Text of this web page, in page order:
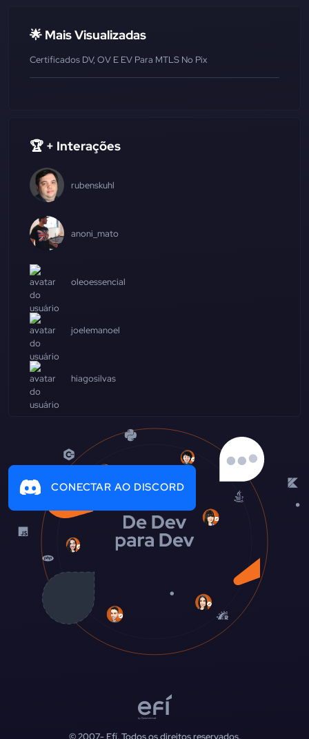
🌟 Mais Visualizadas
Certificados DV, OV E EV Para MTLS No Pix
🏆 + Interações
rubenskuhl
anoni_mato
oleoessencial
joelemanoel
hiagosilvas
CONECTAR AO DISCORD